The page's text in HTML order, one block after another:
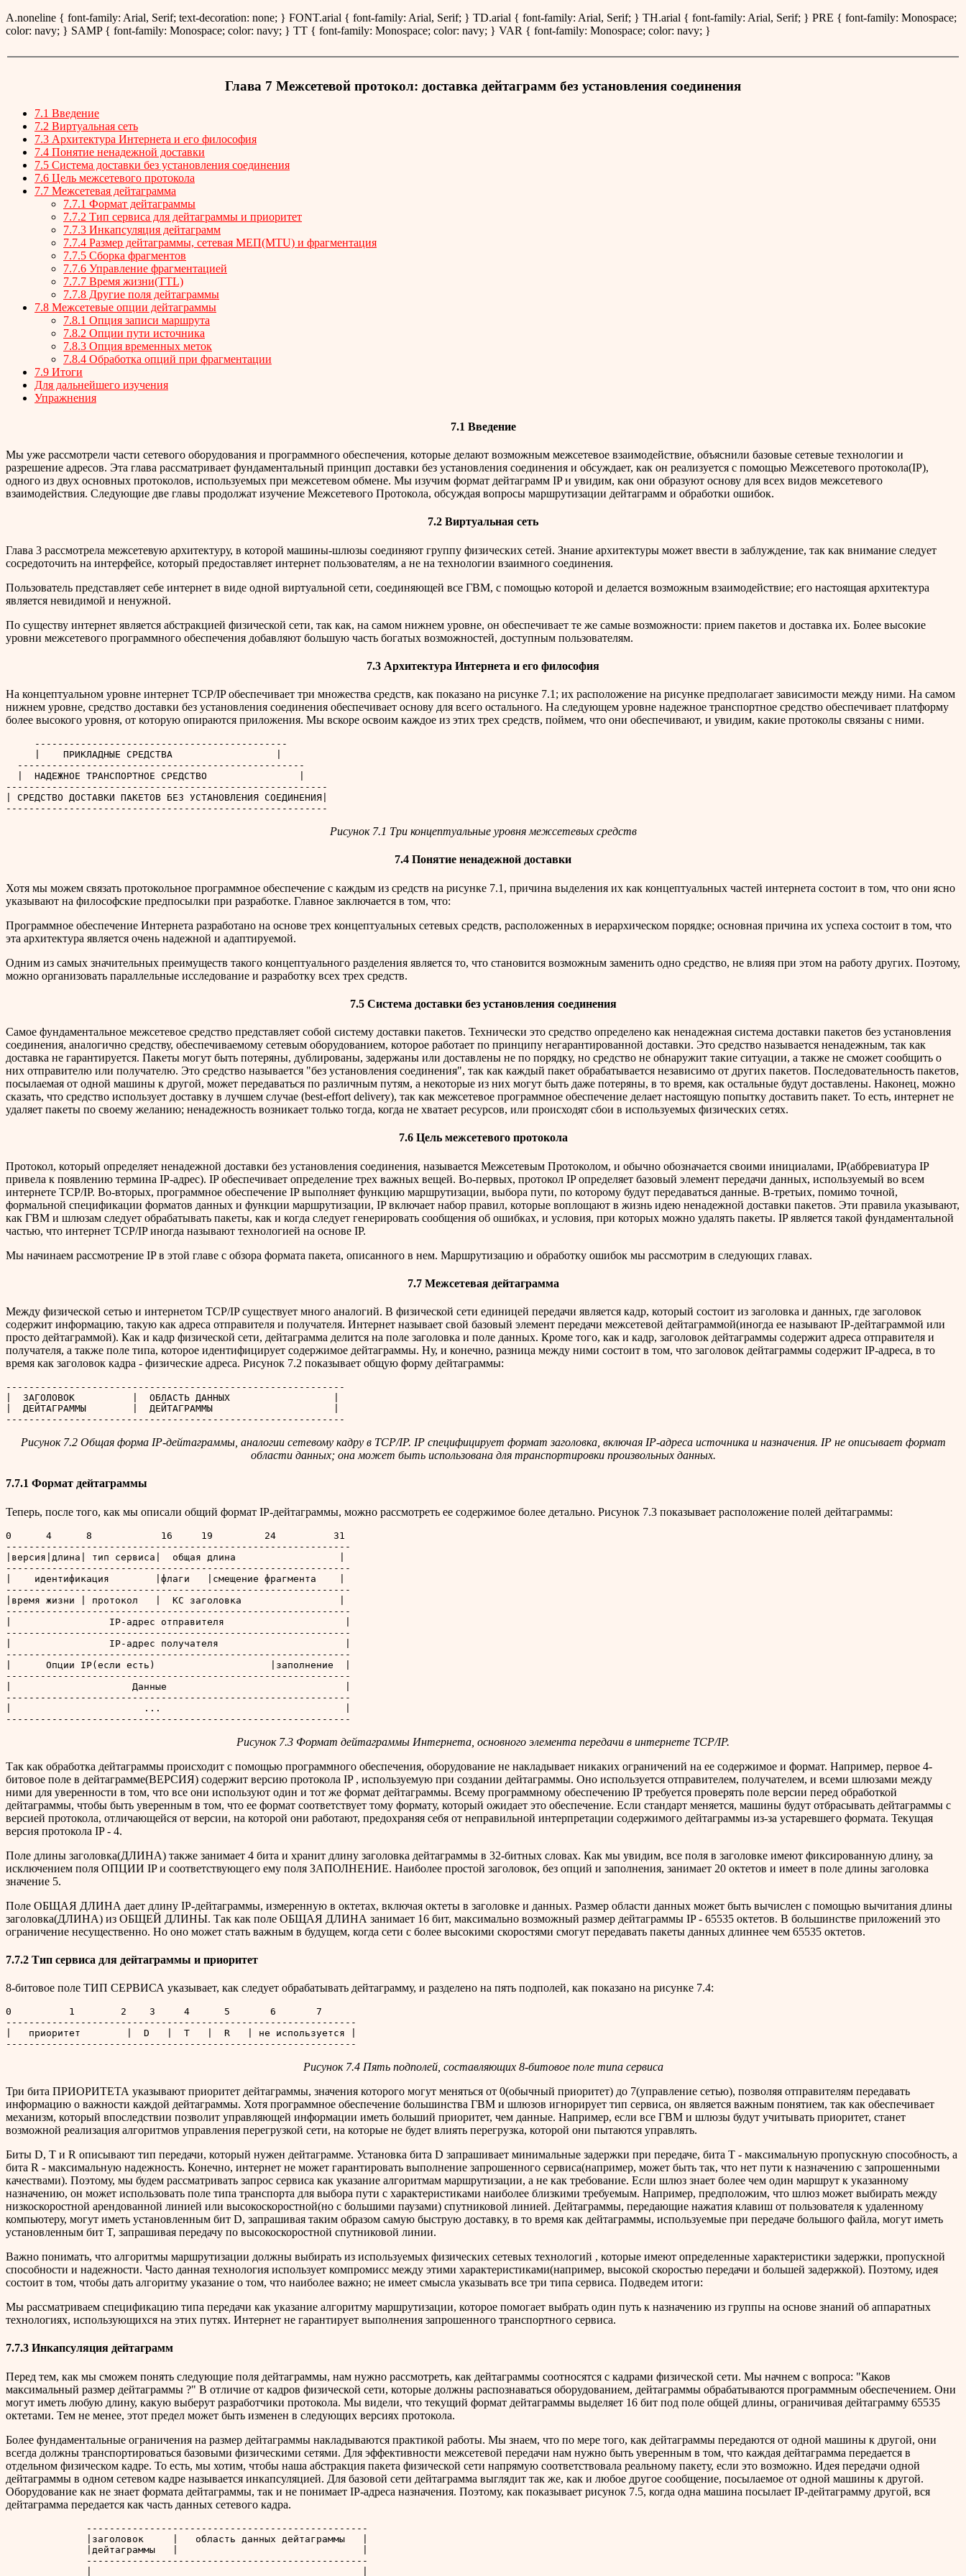
A.noneline { font-family: Arial, Serif; text-decoration: none; } FONT.arial { font-family: Arial, Serif; } TD.arial { font-family: Arial, Serif; } TH.arial { font-family: Arial, Serif; } PRE { font-family: Monospace;
color: navy; } SAMP { font-family: Monospace; color: navy; } TT { font-family: Monospace; color: navy; } VAR { font-family: Monospace; color: navy; }
Глава 7 Межсетевой протокол: доставка дейтаграмм без установления соединения
7.1 Введение
7.2 Виртуальная сеть
7.3 Архитектура Интернета и его философия
7.4 Понятие ненадежной доставки
7.5 Система доставки без установления соединения
7.6 Цель межсетевого протокола
7.7 Межсетевая дейтаграмма
7.7.1 Формат дейтаграммы
7.7.2 Тип сервиса для дейтаграммы и приоритет
7.7.3 Инкапсуляция дейтаграмм
7.7.4 Размер дейтаграммы, сетевая МЕП(MTU) и фрагментация
7.7.5 Сборка фрагментов
7.7.6 Управление фрагментацией
7.7.7 Время жизни(TTL)
7.7.8 Другие поля дейтаграммы
7.8 Межсетевые опции дейтаграммы
7.8.1 Опция записи маршрута
7.8.2 Опции пути источника
7.8.3 Опция временных меток
7.8.4 Обработка опций при фрагментации
7.9 Итоги
Для дальнейшего изучения
Упражнения
7.1 Введение
Мы уже рассмотрели части сетевого оборудования и программного обеспечения, которые делают возможным межсетевое взаимодействие, объяснили базовые сетевые технологии и
разрешение адресов. Эта глава рассматривает фундаментальный принцип доставки без установления соединения и обсуждает, как он реализуется с помощью Межсетевого протокола(IP),
одного из двух основных протоколов, используемых при межсетевом обмене. Мы изучим формат дейтаграмм IP и увидим, как они образуют основу для всех видов межсетевого
взаимодействия. Следующие две главы продолжат изучение Межсетевого Протокола, обсуждая вопросы маршрутизации дейтаграмм и обработки ошибок.
7.2 Виртуальная сеть
Глава 3 рассмотрела межсетевую архитектуру, в которой машины-шлюзы соединяют группу физических сетей. Знание архитектуры может ввести в заблуждение, так как внимание следует
сосредоточить на интерфейсе, который предоставляет интернет пользователям, а не на технологии взаимного соединения.
Пользователь представляет себе интернет в виде одной виртуальной сети, соединяющей все ГВМ, с помощью которой и делается возможным взаимодействие; его настоящая архитектура
является невидимой и ненужной.
По существу интернет является абстракцией физической сети, так как, на самом нижнем уровне, он обеспечивает те же самые возможности: прием пакетов и доставка их. Более высокие
уровни межсетевого программного обеспечения добавляют большую часть богатых возможностей, доступным пользователям.
7.3 Архитектура Интернета и его философия
На концептуальном уровне интернет TCP/IP обеспечивает три множества средств, как показано на рисунке 7.1; их расположение на рисунке предполагает зависимости между ними. На самом
нижнем уровне, средство доставки без установления соединения обеспечивает основу для всего остального. На следующем уровне надежное транспортное средство обеспечивает платформу
более высокого уровня, от которую опираются приложения. Мы вскоре освоим каждое из этих трех средств, поймем, что они обеспечивают, и увидим, какие протоколы связаны с ними.
     --------------------------------------------
     |    ПРИКЛАДНЫЕ СРЕДСТВА                  |
  --------------------------------------------------
  |  НАДЕЖНОЕ ТРАНСПОРТНОЕ СРЕДСТВО                |
--------------------------------------------------------
| СРЕДСТВО ДОСТАВКИ ПАКЕТОВ БЕЗ УСТАНОВЛЕНИЯ СОЕДИНЕНИЯ|
Рисунок 7.1 Три концептуальные уровня межсетевых средств
7.4 Понятие ненадежной доставки
Хотя мы можем связать протокольное программное обеспечение с каждым из средств на рисунке 7.1, причина выделения их как концептуальных частей интернета состоит в том, что они ясно
указывают на философские предпосылки при разработке. Главное заключается в том, что:
Программное обеспечение Интернета разработано на основе трех концептуальных сетевых средств, расположенных в иерархическом порядке; основная причина их успеха состоит в том, что
эта архитектура является очень надежной и адаптируемой.
Одним из самых значительных преимуществ такого концептуального разделения является то, что становится возможным заменить одно средство, не влияя при этом на работу других. Поэтому,
можно организовать параллельные исследование и разработку всех трех средств.
7.5 Система доставки без установления соединения
Самое фундаментальное межсетевое средство представляет собой систему доставки пакетов. Технически это средство определено как ненадежная система доставки пакетов без установления
соединения, аналогично средству, обеспечиваемому сетевым оборудованием, которое работает по принципу негарантированной доставки. Это средство называется ненадежным, так как
доставка не гарантируется. Пакеты могут быть потеряны, дублированы, задержаны или доставлены не по порядку, но средство не обнаружит такие ситуации, а также не сможет сообщить о
них отправителю или получателю. Это средство называется "без установления соединения", так как каждый пакет обрабатывается независимо от других пакетов. Последовательность пакетов,
посылаемая от одной машины к другой, может передаваться по различным путям, а некоторые из них могут быть даже потеряны, в то время, как остальные будут доставлены. Наконец, можно
сказать, что средство использует доставку в лучшем случае (best-effort delivery), так как межсетевое программное обеспечение делает настоящую попытку доставить пакет. То есть, интернет не
удаляет пакеты по своему желанию; ненадежность возникает только тогда, когда не хватает ресурсов, или происходят сбои в используемых физических сетях.
7.6 Цель межсетевого протокола
Протокол, который определяет ненадежной доставки без установления соединения, называется Межсетевым Протоколом, и обычно обозначается своими инициалами, IP(аббревиатура IP
привела к появлению термина IP-адрес). IP обеспечивает определение трех важных вещей. Во-первых, протокол IP определяет базовый элемент передачи данных, используемый во всем
интернете TCP/IP. Во-вторых, программное обеспечение IP выполняет функцию маршрутизации, выбора пути, по которому будут передаваться данные. В-третьих, помимо точной,
формальной спецификации форматов данных и функции маршрутизации, IP включает набор правил, которые воплощают в жизнь идею ненадежной доставки пакетов. Эти правила указывают,
как ГВМ и шлюзам следует обрабатывать пакеты, как и когда следует генерировать сообщения об ошибках, и условия, при которых можно удалять пакеты. IP является такой фундаментальной
частью, что интернет TCP/IP иногда называют технологией на основе IP.
Мы начинаем рассмотрение IP в этой главе с обзора формата пакета, описанного в нем. Маршрутизацию и обработку ошибок мы рассмотрим в следующих главах.
7.7 Межсетевая дейтаграмма
Между физической сетью и интернетом TCP/IP существует много аналогий. В физической сети единицей передачи является кадр, который состоит из заголовка и данных, где заголовок
содержит информацию, такую как адреса отправителя и получателя. Интернет называет свой базовый элемент передачи межсетевой дейтаграммой(иногда ее называют IP-дейтаграммой или
просто дейтаграммой). Как и кадр физической сети, дейтаграмма делится на поле заголовка и поле данных. Кроме того, как и кадр, заголовок дейтаграммы содержит адреса отправителя и
получателя, а также поле типа, которое идентифицирует содержимое дейтаграммы. Ну, и конечно, разница между ними состоит в том, что заголовок дейтаграммы содержит IP-адреса, в то
время как заголовок кадра - физические адреса. Рисунок 7.2 показывает общую форму дейтаграммы:
-----------------------------------------------------------
|  ЗАГОЛОВОК          |  ОБЛАСТЬ ДАННЫХ                  |
|  ДЕЙТАГРАММЫ        |  ДЕЙТАГРАММЫ                     |
Рисунок 7.2 Общая форма IP-дейтаграммы, аналогии сетевому кадру в TCP/IP. IP специфицирует формат заголовка, включая IP-адреса источника и назначения. IP не описывает формат
области данных; она может быть использована для транспортировки произвольных данных.
7.7.1 Формат дейтаграммы
Теперь, после того, как мы описали общий формат IP-дейтаграммы, можно рассмотреть ее содержимое более детально. Рисунок 7.3 показывает расположение полей дейтаграммы:
0      4      8            16     19         24          31
------------------------------------------------------------
|версия|длина| тип сервиса|  общая длина                  |
------------------------------------------------------------
|    идентификация        |флаги   |смещение фрагмента    |
------------------------------------------------------------
|время жизни | протокол   |  КС заголовка                 |
------------------------------------------------------------
|                 IP-адрес отправителя                     |
------------------------------------------------------------
|                 IP-адрес получателя                      |
------------------------------------------------------------
|      Опции IP(если есть)                    |заполнение  |
------------------------------------------------------------
|                     Данные                               |
------------------------------------------------------------
|                       ...                                |
Рисунок 7.3 Формат дейтаграммы Интернета, основного элемента передачи в интернете TCP/IP.
Так как обработка дейтаграммы происходит с помощью программного обеспечения, оборудование не накладывает никаких ограничений на ее содержимое и формат. Например, первое 4-
битовое поле в дейтаграмме(ВЕРСИЯ) содержит версию протокола IP , используемую при создании дейтаграммы. Оно используется отправителем, получателем, и всеми шлюзами между
ними для уверенности в том, что все они используют один и тот же формат дейтаграммы. Всему программному обеспечению IP требуется проверять поле версии перед обработкой
дейтаграммы, чтобы быть уверенным в том, что ее формат соответствует тому формату, который ожидает это обеспечение. Если стандарт меняется, машины будут отбрасывать дейтаграммы с
версией протокола, отличающейся от версии, на которой они работают, предохраняя себя от неправильной интерпретации содержимого дейтаграммы из-за устаревшего формата. Текущая
версия протокола IP - 4.
Поле длины заголовка(ДЛИНА) также занимает 4 бита и хранит длину заголовка дейтаграммы в 32-битных словах. Как мы увидим, все поля в заголовке имеют фиксированную длину, за
исключением поля ОПЦИИ IP и соответствующего ему поля ЗАПОЛНЕНИЕ. Наиболее простой заголовок, без опций и заполнения, занимает 20 октетов и имеет в поле длины заголовка
значение 5.
Поле ОБЩАЯ ДЛИНА дает длину IP-дейтаграммы, измеренную в октетах, включая октеты в заголовке и данных. Размер области данных может быть вычислен с помощью вычитания длины
заголовка(ДЛИНА) из ОБЩЕЙ ДЛИНЫ. Так как поле ОБЩАЯ ДЛИНА занимает 16 бит, максимально возможный размер дейтаграммы IP - 65535 октетов. В большинстве приложений это
ограничение несущественно. Но оно может стать важным в будущем, когда сети с более высокими скоростями смогут передавать пакеты данных длиннее чем 65535 октетов.
7.7.2 Тип сервиса для дейтаграммы и приоритет
8-битовое поле ТИП СЕРВИСА указывает, как следует обрабатывать дейтаграмму, и разделено на пять подполей, как показано на рисунке 7.4:
0          1        2    3     4      5       6       7
-------------------------------------------------------------
|   приоритет        |  D   |  T   |  R   | не используется |
Рисунок 7.4 Пять подполей, составляющих 8-битовое поле типа сервиса
Три бита ПРИОРИТЕТА указывают приоритет дейтаграммы, значения которого могут меняться от 0(обычный приоритет) до 7(управление сетью), позволяя отправителям передавать
информацию о важности каждой дейтаграммы. Хотя программное обеспечение большинства ГВМ и шлюзов игнорирует тип сервиса, он является важным понятием, так как обеспечивает
механизм, который впоследствии позволит управляющей информации иметь больший приоритет, чем данные. Например, если все ГВМ и шлюзы будут учитывать приоритет, станет
возможной реализация алгоритмов управления перегрузкой сети, на которые не будет влиять перегрузка, которой они пытаются управлять.
Биты D, T и R описывают тип передачи, который нужен дейтаграмме. Установка бита D запрашивает минимальные задержки при передаче, бита T - максимальную пропускную способность, а
бита R - максимальную надежность. Конечно, интернет не может гарантировать выполнение запрошенного сервиса(например, может быть так, что нет пути к назначению с запрошенными
качествами). Поэтому, мы будем рассматривать запрос сервиса как указание алгоритмам маршрутизации, а не как требование. Если шлюз знает более чем один маршрут к указанному
назначению, он может использовать поле типа транспорта для выбора пути с характеристиками наиболее близкими требуемым. Например, предположим, что шлюз может выбирать между
низкоскоростной арендованной линией или высокоскоростной(но с большими паузами) спутниковой линией. Дейтаграммы, передающие нажатия клавиш от пользователя к удаленному
компьютеру, могут иметь установленным бит D, запрашивая таким образом самую быструю доставку, в то время как дейтаграммы, используемые при передаче большого файла, могут иметь
установленным бит T, запрашивая передачу по высокоскоростной спутниковой линии.
Важно понимать, что алгоритмы маршрутизации должны выбирать из используемых физических сетевых технологий , которые имеют определенные характеристики задержки, пропускной
способности и надежности. Часто данная технология использует компромисс между этими характеристиками(например, высокой скоростью передачи и большей задержкой). Поэтому, идея
состоит в том, чтобы дать алгоритму указание о том, что наиболее важно; не имеет смысла указывать все три типа сервиса. Подведем итоги:
Мы рассматриваем спецификацию типа передачи как указание алгоритму маршрутизации, которое помогает выбрать один путь к назначению из группы на основе знаний об аппаратных
технологиях, использующихся на этих путях. Интернет не гарантирует выполнения запрошенного транспортного сервиса.
7.7.3 Инкапсуляция дейтаграмм
Перед тем, как мы сможем понять следующие поля дейтаграммы, нам нужно рассмотреть, как дейтаграммы соотносятся с кадрами физической сети. Мы начнем с вопроса: "Каков
максимальный размер дейтаграммы ?" В отличие от кадров физической сети, которые должны распознаваться оборудованием, дейтаграммы обрабатываются программным обеспечением. Они
могут иметь любую длину, какую выберут разработчики протокола. Мы видели, что текущий формат дейтаграммы выделяет 16 бит под поле общей длины, ограничивая дейтаграмму 65535
октетами. Тем не менее, этот предел может быть изменен в следующих версиях протокола.
Более фундаментальные ограничения на размер дейтаграммы накладываются практикой работы. Мы знаем, что по мере того, как дейтаграммы передаются от одной машины к другой, они
всегда должны транспортироваться базовыми физическими сетями. Для эффективности межсетевой передачи нам нужно быть уверенным в том, что каждая дейтаграмма передается в
отдельном физическом кадре. То есть, мы хотим, чтобы наша абстракция пакета физической сети напрямую соответствовала реальному пакету, если это возможно. Идея передачи одной
дейтаграммы в одном сетевом кадре называется инкапсуляцией. Для базовой сети дейтаграмма выглядит так же, как и любое другое сообщение, посылаемое от одной машины к другой.
Оборудование как не знает формата дейтаграммы, так и не понимает IP-адреса назначения. Поэтому, как показывает рисунок 7.5, когда одна машина посылает IP-дейтаграмму другой, вся
дейтаграмма передается как часть данных сетевого кадра.
              -------------------------------------------------
              |заголовок     |   область данных дейтаграммы   |
              |дейтаграммы   |                                |
              -------------------------------------------------